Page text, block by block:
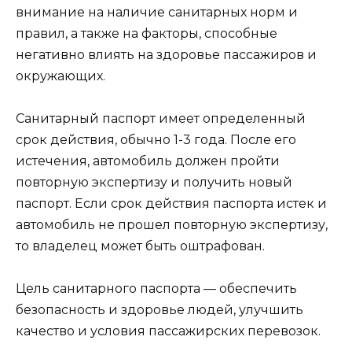
внимание на наличие санитарных норм и
правил, а также на факторы, способные
негативно влиять на здоровье пассажиров и
окружающих.
Санитарный паспорт имеет определенный
срок действия, обычно 1-3 года. После его
истечения, автомобиль должен пройти
повторную экспертизу и получить новый
паспорт. Если срок действия паспорта истек и
автомобиль не прошел повторную экспертизу,
то владелец может быть оштрафован.
Цель санитарного паспорта — обеспечить
безопасность и здоровье людей, улучшить
качество и условия пассажирских перевозок.